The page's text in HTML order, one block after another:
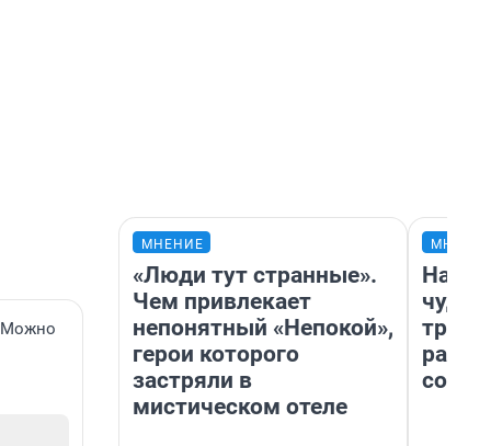
Можно
МНЕНИЕ
«Люди тут странные».
Чем привлекает
непонятный «Непокой»,
герои которого
застряли в
мистическом отеле